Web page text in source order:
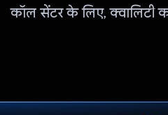
कॉल सेंटर के लिए, क्वालिटी